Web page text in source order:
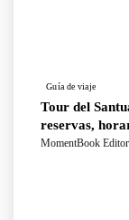
Guía de viaje
Tour del
reservas,
MomentBook